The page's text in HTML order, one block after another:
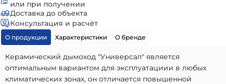
или при получении
Доставка до объекта
Консультация и расчёт
О продукции Характеристики О бренде
Керамический дымоход "Универсал" является
оптимальным вариантом для эксплуатациии в любых
климатических зонах, он отличается повышенной